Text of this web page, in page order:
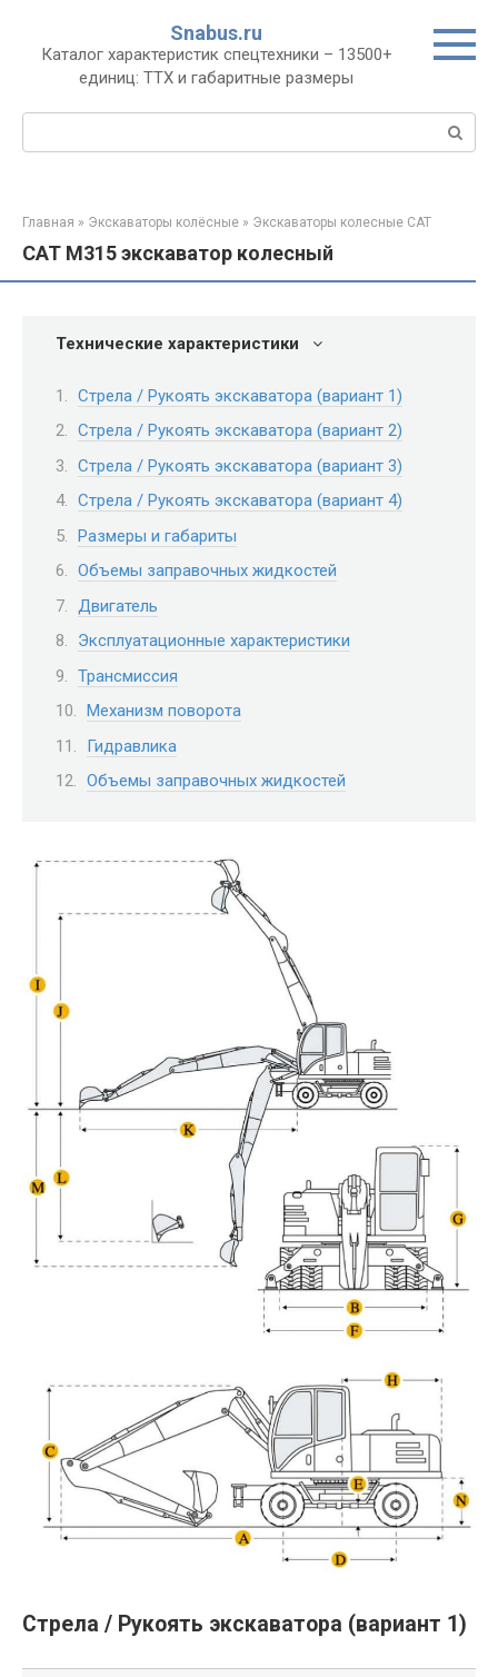
контенту
Snabus.ru
Каталог характеристик спецтехники – 13500+
единиц: ТТХ и габаритные размеры
Главная » Экскаваторы колёсные » Экскаваторы колесные CAT
CAT M315 экскаватор колесный
Технические характеристики
Стрела / Рукоять экскаватора (вариант 1)
Стрела / Рукоять экскаватора (вариант 2)
Стрела / Рукоять экскаватора (вариант 3)
Стрела / Рукоять экскаватора (вариант 4)
Размеры и габариты
Объемы заправочных жидкостей
Двигатель
Эксплуатационные характеристики
Трансмиссия
Механизм поворота
Гидравлика
Объемы заправочных жидкостей
Стрела / Рукоять экскаватора (вариант 1)